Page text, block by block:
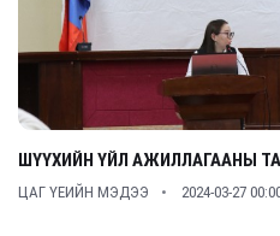
ШҮҮХИЙН ҮЙЛ АЖИЛЛАГААНЫ
ЦАГ ҮЕИЙН МЭДЭЭ 2024-03-27